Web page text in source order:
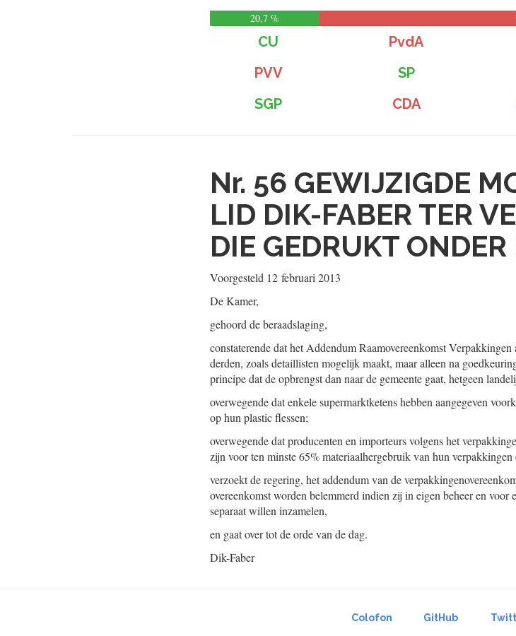
20,7 %
CU PvdA
PVV
SP
SGP
CDA
Nr. 56 GEWIJZIGDE
LID DIK-FABER TER
DIE GEDRUKT ONDER
Voorgesteld 12 februari 2013
De Kamer,
gehoord de beraadslaging,
constaterende dat het Addendum Raamovereenkomst
derden, zoals detaillisten mogelijk maakt, maar alleen na
principe dat de opbrengst dan naar de gemeente gaat, hetgeen
overwegende dat enkele supermarktketens hebben aangegeven
op hun plastic flessen;
overwegende dat producenten en importeurs volgens het
zijn voor ten minste 65% materiaalhergebruik van hun
verzoekt de regering, het addendum van de
overeenkomst worden belemmerd indien zij in eigen beheer en voor
separaat willen inzamelen,
en gaat over tot de orde van de dag.
Dik-Faber
Colofon GitHub